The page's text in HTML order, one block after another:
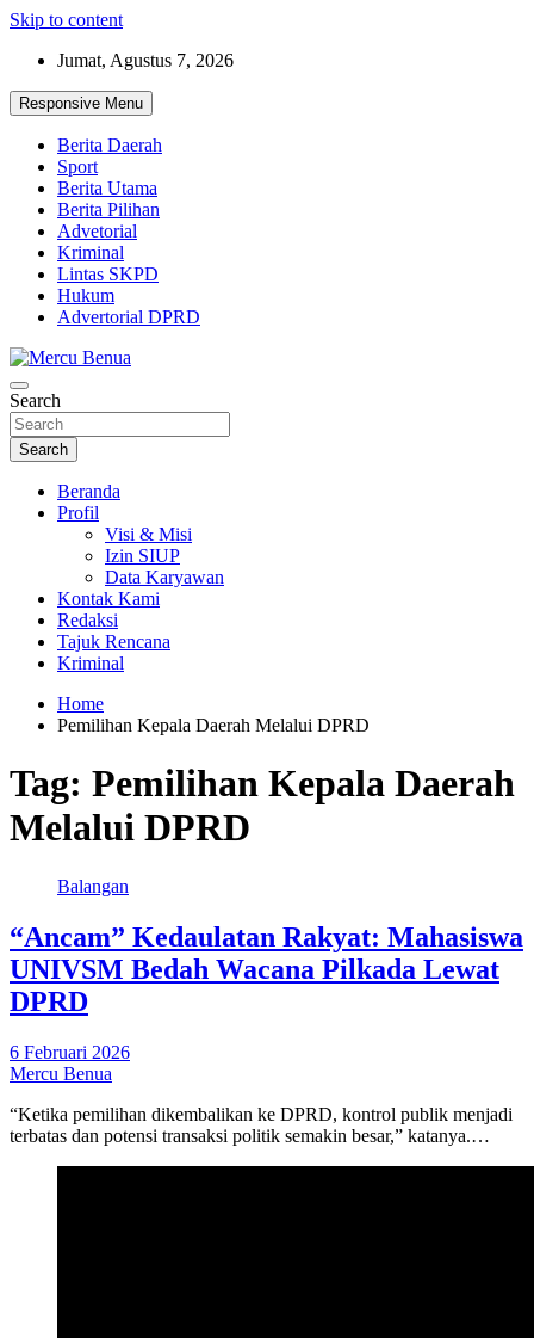
Skip to content
Jumat, Agustus 7, 2026
Responsive Menu
Berita Daerah
Sport
Berita Utama
Berita Pilihan
Advetorial
Kriminal
Lintas SKPD
Hukum
Advertorial DPRD
Mercu Benua
Suara Masyarakat Bawah
Search
Search
Beranda
Profil
Visi & Misi
Izin SIUP
Data Karyawan
Kontak Kami
Redaksi
Tajuk Rencana
Kriminal
Home
Pemilihan Kepala Daerah Melalui DPRD
Tag: Pemilihan Kepala Daerah
Melalui DPRD
Balangan
“Ancam” Kedaulatan Rakyat: Mahasiswa
UNIVSM Bedah Wacana Pilkada Lewat
DPRD
6 Februari 2026
Mercu Benua
“Ketika pemilihan dikembalikan ke DPRD, kontrol publik menjadi
terbatas dan potensi transaksi politik semakin besar,” katanya.…